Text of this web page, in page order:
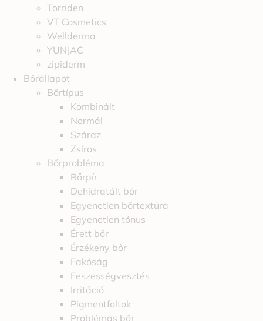
Torriden
VT Cosmetics
Wellderma
YUNJAC
zipiderm
Bőrállapot
Bőrtípus
Kombinált
Normál
Száraz
Zsíros
Bőrprobléma
Bőrpír
Dehidratált bőr
Egyenetlen bőrtextúra
Egyenetlen tónus
Érett bőr
Érzékeny bőr
Fakóság
Feszességvesztés
Irritáció
Pigmentfoltok
Problémás bőr